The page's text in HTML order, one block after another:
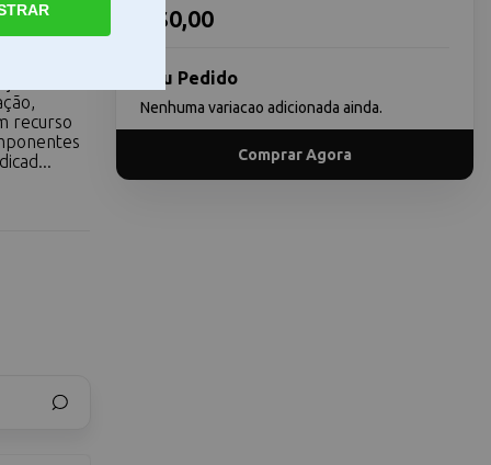
40g
recurso
R$0,00
Seu Pedido
Nenhuma variacao adicionada ainda.
Comprar Agora